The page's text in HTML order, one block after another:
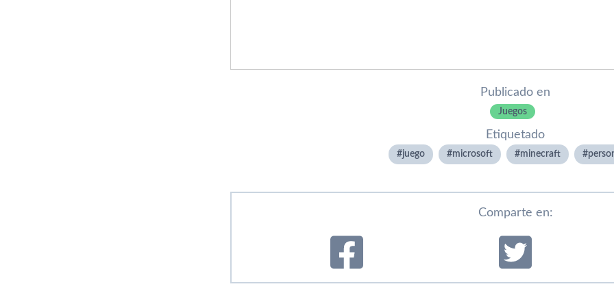
Publicado en
Juegos
Etiquetado
juego microsoft minecraft
Comparte en: